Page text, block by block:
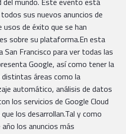
sus nuevos anuncios de
de éxito que se han
sobre su plataforma.En esta
Francisco para ver todas las
Google, así como tener la
áreas como la
automático, análisis de datos
los servicios de Google Cloud
los desarrollan.Tal y como
los anuncios más